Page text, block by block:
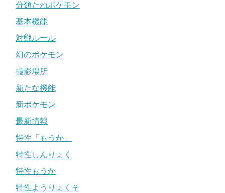
分類たねポケモン
基本機能
対戦ルール
幻のポケモン
撮影場所
新たな機能
新ポケモン
最新情報
特性「もうか」
特性しんりょく
特性もうか
特性ようりょくそ